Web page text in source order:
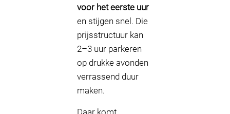
voor het eerste uur
en stijgen snel. Die
prijsstructuur kan
2–3 uur parkeren
op drukke avonden
verrassend duur
maken.